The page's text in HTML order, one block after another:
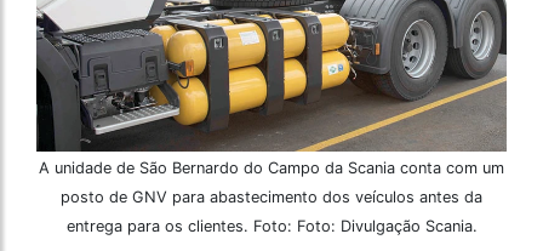
A unidade de São Bernardo do Campo da Scania conta com um
posto de GNV para abastecimento dos veículos antes da
entrega para os clientes. Foto: Foto: Divulgação Scania.